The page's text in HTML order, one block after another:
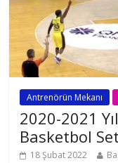
Antrenörün Mekanı
2020-2021
Basketbol
18 Şubat 2022